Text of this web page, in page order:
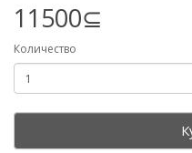
11500⊆
Количество